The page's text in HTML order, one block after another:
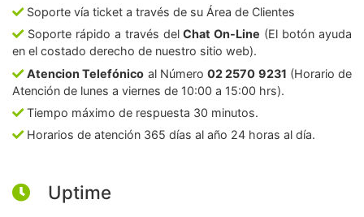
Soporte vía ticket a través de su Área de Clientes
Soporte rápido a través delChat On-Line (El botón ayuda
en el costado derecho de nuestro sitio web).
Atencion Telefónico al Número02 2570 9231 (Horario de
Atención de lunes a viernes de 10:00 a 15:00 hrs).
Tiempo máximo de respuesta 30 minutos.
Horarios de atención 365 días al año 24 horas al día.
Uptime